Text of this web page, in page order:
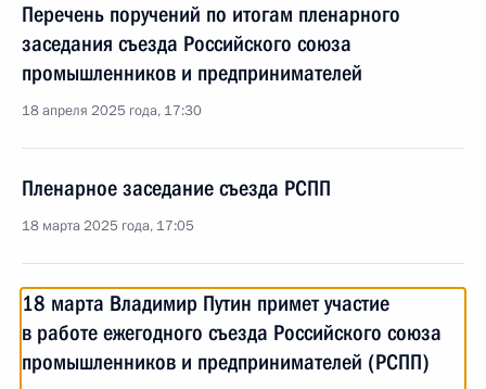
Перечень поручений по итогам пленарного
заседания съезда Российского союза
промышленников и предпринимателей
18 апреля 2025 года, 17:30
Пленарное заседание съезда РСПП
18 марта 2025 года, 17:05
18 марта Владимир Путин примет участие
в работе ежегодного съезда Российского союза
промышленников и предпринимателей (РСПП)